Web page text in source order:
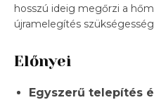
hosszú ideig megőrzi a
újramelegítés
Előnyei
Egyszerű telepítés